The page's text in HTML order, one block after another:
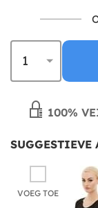
100%
SUGGESTIEVE
VOEG TOE